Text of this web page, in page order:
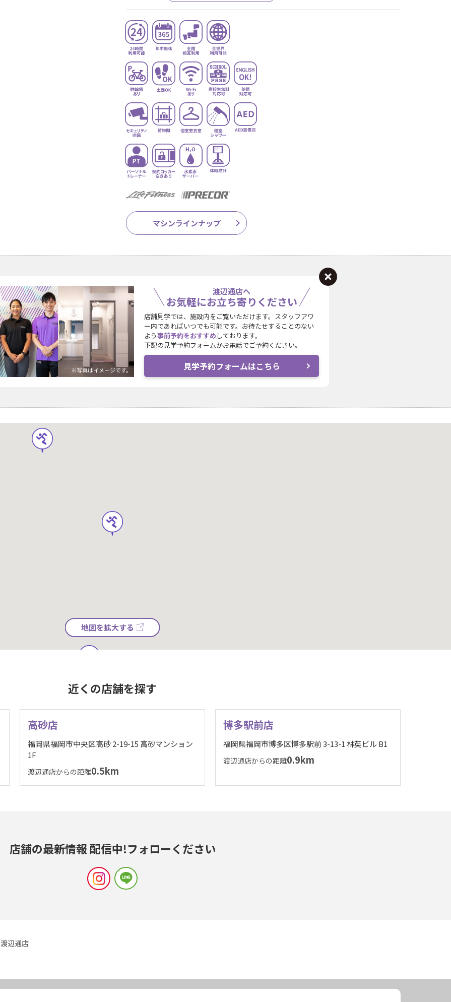
マシンラインナップ
渡辺通店へ
お気軽にお立ち寄りください
※写真はイメージです。
店舗見学では、施設内をご覧いただけます。スタッフアワ
ー内であればいつでも可能です。お待たせすることのない
よう事前予約をおすすめ しております。
下記の見学予約フォームかお電話でご予約ください。
見学予約フォームはこちら
地図を拡大する
近くの店舗を探す
高砂店
福岡県福岡市中央区高砂 2-19-15 高砂マンション
1F
渡辺通店からの距離0.5km
博多駅前店
福岡県福岡市博多区博多駅前 3-13-1 林英ビル B1
渡辺通店からの距離0.9km
店舗の最新情報 配信中!フォローください
渡辺通店